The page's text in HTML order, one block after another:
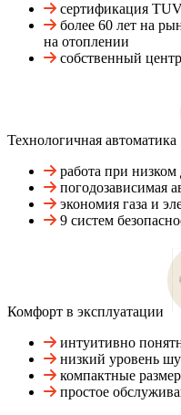
сертификация
более 60 лет на
на отоплении
собственный
Технологичная автоматика
работа при низком
погодозависимая
экономия газа и
9 систем
Комфорт в эксплуатации
интуитивно
низкий уровень
компактные
простое